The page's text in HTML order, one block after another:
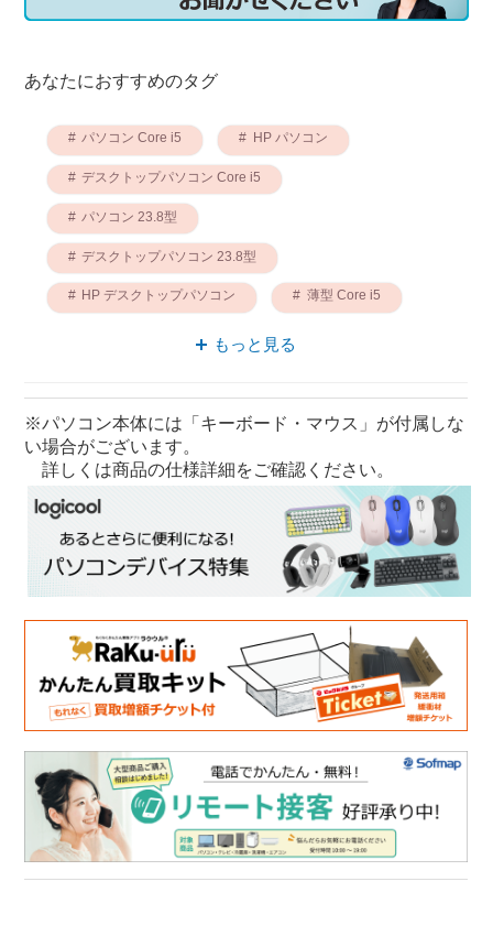
あなたにおすすめのタグ
パソコン Core i5 HP パソコン
デスクトップパソコン Core i5
パソコン 23.8型
デスクトップパソコン 23.8型
HP デスクトップパソコン 薄型 Core i5
もっと見る
※パソコン本体には「キーボード・マウス」が付属しな
い場合がございます。
詳しくは商品の仕様詳細をご確認ください。